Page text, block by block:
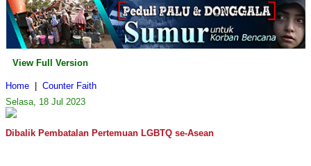
View Full Version
Home
Counter Faith
Selasa, 18 Jul 2023
Dibalik Pembatalan Pertemuan LGBTQ se-Asean